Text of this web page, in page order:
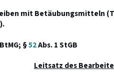
mit Betäubungsmitteln
§52Abs. 1 StGB
Leitsatz des